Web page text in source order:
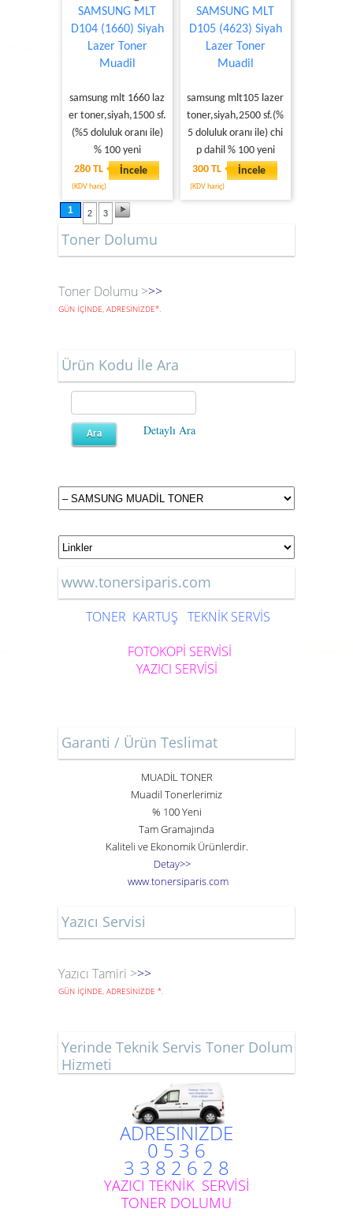
SAMSUNG MLT
D104 (1660) Siyah
Lazer Toner
Muadil
samsung mlt 1660 laz
er toner,siyah,1500 sf.
(%5 doluluk oranı ile)
% 100 yeni
280 TL
(KDV hariç)
İncele
SAMSUNG MLT
D105 (4623) Siyah
Lazer Toner
Muadil
samsung mlt105 lazer
toner,siyah,2500 sf.(%
5 doluluk oranı ile) chi
p dahil % 100 yeni
300 TL
(KDV hariç)
İncele
1 2 3
Toner Dolumu
Toner Dolumu >>>
GÜN İÇİNDE, ADRESİNİZDE*.
Ürün Kodu İle Ara
Detaylı Ara
www.tonersiparis.com
TONER KARTUŞ TEKNİK SERVİS
FOTOKOPİ SERVİSİ
YAZICI SERVİSİ
Garanti / Ürün Teslimat
MUADİL TONER
Muadil Tonerlerimiz
% 100 Yeni
Tam Gramajında
Kaliteli ve Ekonomik Ürünlerdir.
Detay>>
www.tonersiparis.com
Yazıcı Servisi
Yazıcı Tamiri >>>
GÜN İÇİNDE, ADRESİNİZDE *.
Yerinde Teknik Servis Toner Dolum
Hizmeti
ADRESİNİZDE
0 5 3 6
3 3 8 2 6 2 8
YAZICI TEKNİK SERVİSİ
TONER DOLUMU